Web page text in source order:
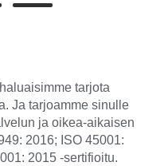
tarjota
Ja tarjoamme sinulle
ja oikea-aikaisen
2016; ISO 45001:
2015 -sertifioitu.